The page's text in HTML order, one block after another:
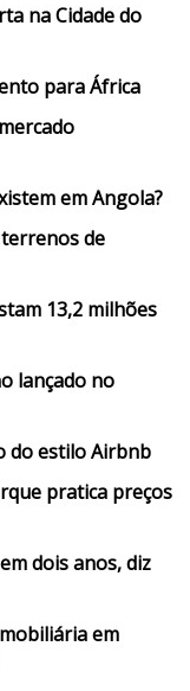
na Cidade do
para África
em Angola?
de
13,2 milhões
lançado no
do estilo Airbnb
pratica preços
dois anos, diz
em